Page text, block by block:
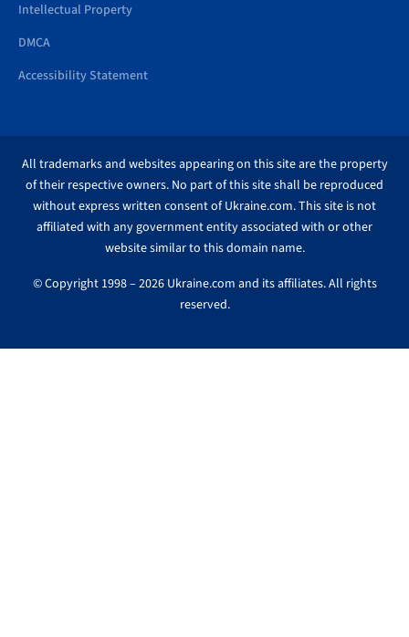
Intellectual Property
DMCA
Accessibility Statement
All trademarks and websites appearing on this site are the property
of their respective owners. No part of this site shall be reproduced
without express written consent of Ukraine.com. This site is not
affiliated with any government entity associated with or other
website similar to this domain name.
© Copyright 1998 – 2026 Ukraine.com and its affiliates. All rights
reserved.